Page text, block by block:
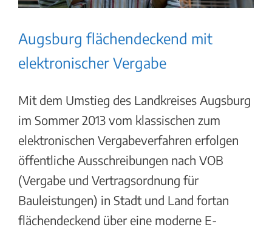
Augsburg flächendeckend mit
elektronischer Vergabe
Mit dem Umstieg des Landkreises Augsburg
im Sommer 2013 vom klassischen zum
elektronischen Vergabeverfahren erfolgen
öffentliche Ausschreibungen nach VOB
(Vergabe und Vertragsordnung für
Bauleistungen) in Stadt und Land fortan
flächendeckend über eine moderne E-